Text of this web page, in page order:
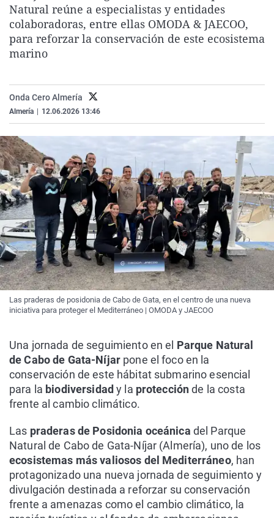
La rosa de los vientos
Gente viajera
Caso
Retornados
Extremadura
Galicia
Virales
Televisión
Natural reúne a especialistas y entidades
colaboradoras, entre ellas OMODA & JAECOO,
para reforzar la conservación de este ecosistema
marino
Onda Cero Almería
Almería 12.06.2026 13:46
Las praderas de posidonia de Cabo de Gata, en el centro de una nueva
iniciativa para proteger el Mediterráneo | OMODA y JAECOO
Una jornada de seguimiento en el Parque Natural
de Cabo de Gata-Níjarpone el foco en la
conservación de este hábitat submarino esencial
para la biodiversidady la protecciónde la costa
frente al cambio climático.
Las praderas de Posidonia oceánica del Parque
Natural de Cabo de Gata-Níjar (Almería), uno de los
ecosistemas más valiosos del Mediterráneo, han
protagonizado una nueva jornada de seguimiento y
divulgación destinada a reforzar su conservación
frente a amenazas como el cambio climático, la